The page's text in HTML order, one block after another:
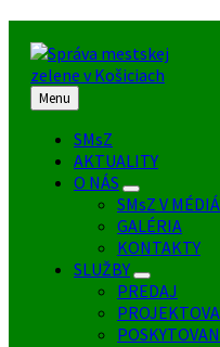
Menu
SMsZ
AKTUALITY
O NÁS
SMsZ V
GALÉRIA
KONTAKTY
SLUŽBY
PREDAJ